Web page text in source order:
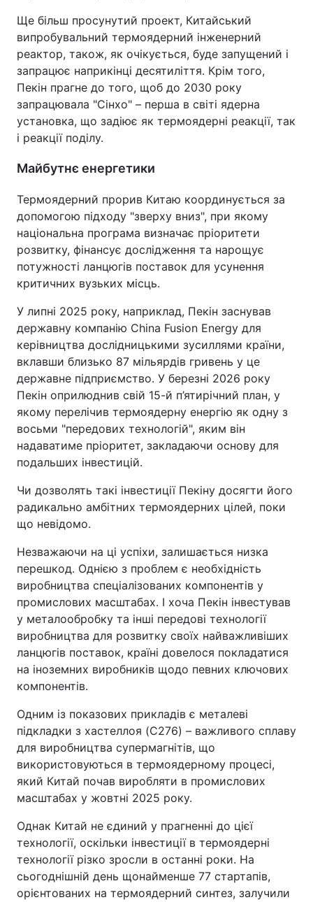
Ще більш просунутий проект, Китайський
випробувальний термоядерний інженерний
реактор, також, як очікується, буде запущений і
запрацює наприкінці десятиліття. Крім того,
Пекін прагне до того, щоб до 2030 року
запрацювала "Сінхо" – перша в світі ядерна
установка, що задіює як термоядерні реакції, так
і реакції поділу.
Майбутнє енергетики
Термоядерний прорив Китаю координується за
допомогою підходу "зверху вниз", при якому
національна програма визначає пріоритети
розвитку, фінансує дослідження та нарощує
потужності ланцюгів поставок для усунення
критичних вузьких місць.
У липні 2025 року, наприклад, Пекін заснував
державну компанію China Fusion Energy для
керівництва дослідницькими зусиллями країни,
вклавши близько 87 мільярдів гривень у це
державне підприємство. У березні 2026 року
Пекін оприлюднив свій 15-й п’ятирічний план, у
якому перелічив термоядерну енергію як одну з
восьми "передових технологій", яким він
надаватиме пріоритет, закладаючи основу для
подальших інвестицій.
Чи дозволять такі інвестиції Пекіну досягти його
радикально амбітних термоядерних цілей, поки
що невідомо.
Незважаючи на ці успіхи, залишається низка
перешкод. Однією з проблем є необхідність
виробництва спеціалізованих компонентів у
промислових масштабах. І хоча Пекін інвестував
у металообробку та інші передові технології
виробництва для розвитку своїх найважливіших
ланцюгів поставок, країні довелося покладатися
на іноземних виробників щодо певних ключових
компонентів.
Одним із показових прикладів є металеві
підкладки з хастеллоя (C276) – важливого сплаву
для виробництва супермагнітів, що
використовуються в термоядерному процесі,
який Китай почав виробляти в промислових
масштабах у жовтні 2025 року.
Однак Китай не єдиний у прагненні до цієї
технології, оскільки інвестиції в термоядерні
технології різко зросли в останні роки. На
сьогоднішній день щонайменше 77 стартапів,
орієнтованих на термоядерний синтез, залучили